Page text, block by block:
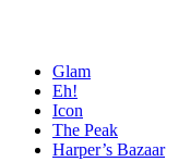
Glam
Eh!
Icon
The Peak
Harper’s Bazaar